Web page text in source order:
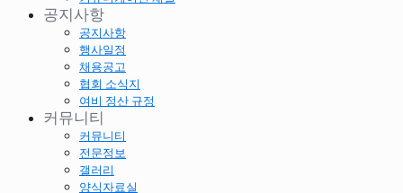
공지사항
공지사항
행사일정
채용공고
협회 소식지
여비 정산 규정
커뮤니티
커뮤니티
전문정보
갤러리
양식자료실